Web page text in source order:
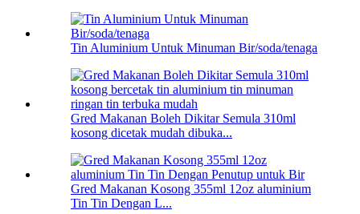
Tin Aluminium Untuk Minuman Bir/soda/tenaga
Gred Makanan Boleh Dikitar Semula 310ml
kosong dicetak mudah dibuka...
Gred Makanan Kosong 355ml 12oz aluminium
Tin Tin Dengan L...